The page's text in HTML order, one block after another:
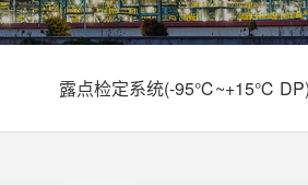
露点检定系统(-95℃~+15℃ DP)